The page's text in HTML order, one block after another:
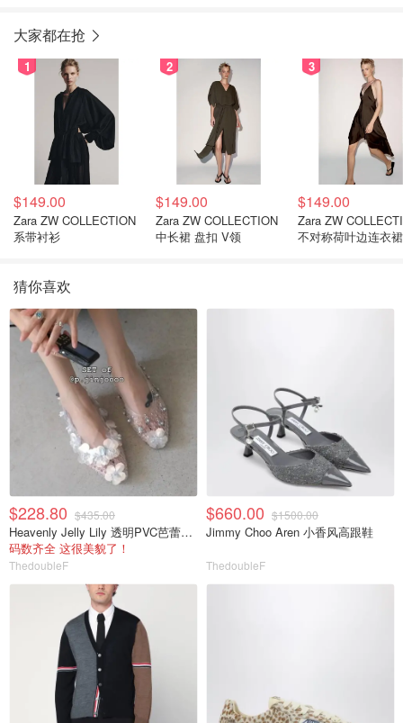
大家都在抢
1
$149.00
Zara ZW COLLECTION
系带衬衫
2
$149.00
Zara ZW COLLECTION
中长裙 盘扣 V领
3
$149.00
Zara ZW
不对称荷叶边连衣裙
猜你喜欢
$228.80 $435.00
Heavenly Jelly Lily 透明PVC芭蕾鞋 珠饰花朵
码数齐全 这很美貌了！
ThedoubleF
$660.00 $1500.00
Jimmy Choo Aren 小香风高跟鞋
ThedoubleF